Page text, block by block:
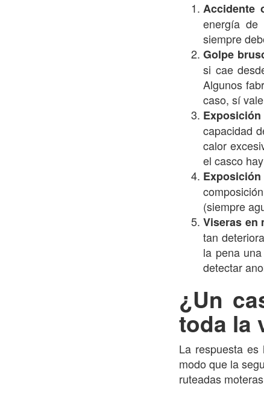
Accidente
energía de
siempre
Golpe
si cae
Algunos
caso, sí
capacidad
calor
el casco
(siempre
Viseras en
tan
la pena
detectar
¿Un
toda la
La respuesta
modo que la
ruteadas